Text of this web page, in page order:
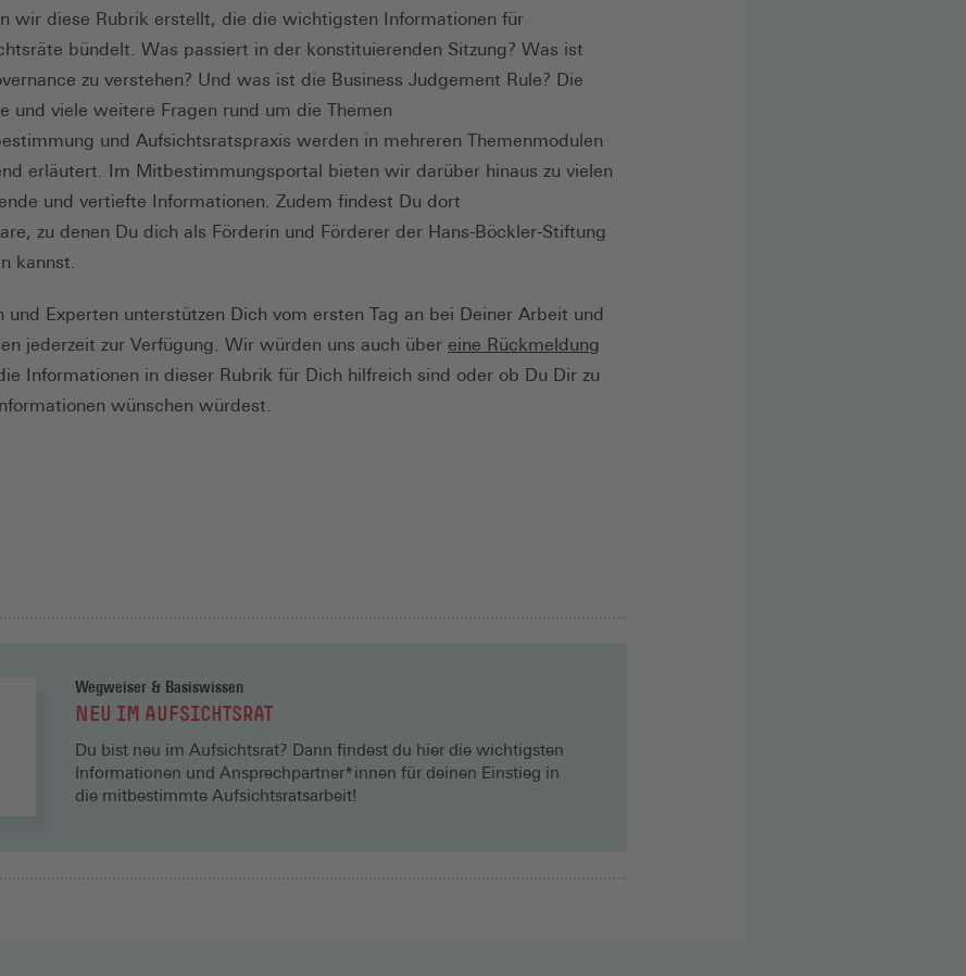
wir diese Rubrik erstellt, die die wichtigsten Informationen für
bündelt. Was passiert in der konstituierenden Sitzung? Was ist
zu verstehen? Und was ist die Business Judgement Rule? Die
und viele weitere Fragen rund um die Themen
und Aufsichtsratspraxis werden in mehreren Themenmodulen
erläutert. Im Mitbestimmungsportal bieten wir darüber hinaus zu vielen
und vertiefte Informationen. Zudem findest Du dort
zu denen Du dich als Förderin und Förderer der Hans-Böckler-Stiftung
kannst.
und Experten unterstützen Dich vom ersten Tag an bei Deiner Arbeit und
jederzeit zur Verfügung. Wir würden uns auch über eine Rückmeldung
Informationen in dieser Rubrik für Dich hilfreich sind oder ob Du Dir zu
wünschen würdest.
Wegweiser & Basiswissen
NEU IM AUFSICHTSRAT
Du bist neu im Aufsichtsrat? Dann findest du hier die wichtigsten
Informationen und Ansprechpartner*innen für deinen Einstieg in
die mitbestimmte Aufsichtsratsarbeit!